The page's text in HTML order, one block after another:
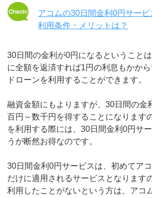
アコムの30日間金利0円サー
利用条件・メリットは？
30日間の金利が0円になるということ
に全額を返済すれば1円の利息もかか
ドローンを利用することができます。
融資金額にもよりますが、30日間の金
百円～数千円を得することになります
を利用する際には、30日間金利0円サ
うが断然お得なのです。
30日間金利0円サービスは、初めてア
だけに適用されるサービスとなります
利用したことがないという方は、アコ